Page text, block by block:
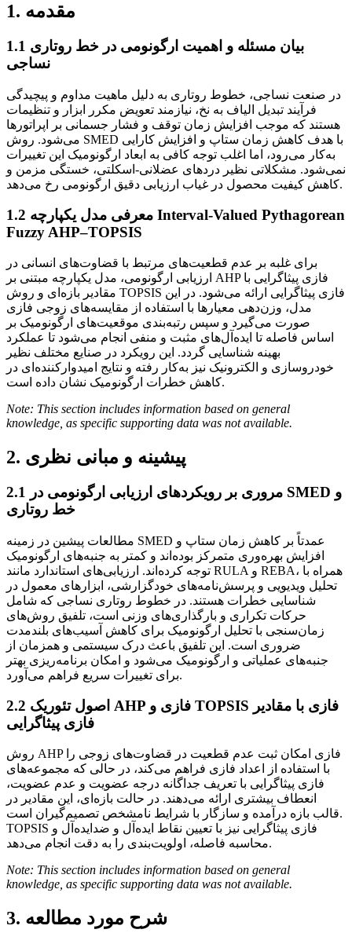
1. مقدمه
1.1
نساجی
در صنعت نساجی، خطوط روتاری به دلیل ماهیت مداوم و پیچیدگی
فرآیند تبدیل الیاف به نخ، نیازمند تعویض مکرر ابزار و تنظیمات
هستند که موجب افزایش زمان توقف و فشار جسمانی بر اپراتورها
می‌شود. روش SMED با هدف کاهش زمان ستاپ و افزایش کارایی
به‌کار می‌رود، اما اغلب توجه کافی به ابعاد ارگونومیک این تغییرات
نمی‌شود. مشکلاتی نظیر دردهای عضلانی-اسکلتی، خستگی مزمن و
کاهش کیفیت محصول در غیاب ارزیابی دقیق ارگونومی رخ می‌دهد.
1.2
Fuzzy AHP–TOPSIS
برای غلبه بر عدم قطعیت‌های مرتبط با قضاوت‌های انسانی در
ارزیابی ارگونومی، مدل یکپارچه مبتنی بر AHP فازی پیثاگرایی با
مقادیر بازه‌ای و روش TOPSIS فازی پیثاگرایی ارائه می‌شود. در این
مدل، وزن‌دهی معیارها با استفاده از مقایسه‌های زوجی فازی
صورت می‌گیرد و سپس رتبه‌بندی موقعیت‌های ارگونومیک بر
اساس فاصله تا ایده‌آل‌های مثبت و منفی انجام می‌شود تا عملکرد
بهینه شناسایی گردد. این رویکرد در صنایع مختلف نظیر
خودروسازی و الکترونیک نیز به‌کار رفته و نتایج امیدوارکننده‌ای در
کاهش خطرات ارگونومیک نشان داده است.
Note: This section includes information based on general
knowledge, as specific supporting data was not available.
2. پیشینه و مبانی نظری
2.1
خط روتاری
مطالعات پیشین در زمینه SMED عمدتاً بر کاهش زمان ستاپ و
افزایش بهره‌وری متمرکز بوده‌اند و کمتر به جنبه‌های ارگونومیک
توجه کرده‌اند. ارزیابی‌های استاندارد مانند RULA و REBA، همراه با
تحلیل ویدیویی و پرسش‌نامه‌های خودگزارشی، ابزارهای معمول در
شناسایی خطرات هستند. در خطوط روتاری نساجی که شامل
حرکات تکراری و بارگذاری‌های وزنی است، تلفیق روش‌های
زمان‌سنجی با تحلیل ارگونومیک برای کاهش آسیب‌های بلندمدت
ضروری است. این تلفیق باعث درک سیستمی و همزمان از
جنبه‌های عملیاتی و ارگونومیک می‌شود و امکان برنامه‌ریزی بهتر
برای تغییرات سریع فراهم می‌آورد.
2.2
فازی پیثاگرایی
روش AHP فازی امکان ثبت عدم قطعیت در قضاوت‌های زوجی را
با استفاده از اعداد فازی فراهم می‌کند، در حالی که مجموعه‌های
فازی پیثاگرایی با تعریف جداگانه درجه عضویت و عدم عضویت،
انعطاف بیشتری ارائه می‌دهند. در حالت بازه‌ای، این مقادیر در
قالب بازه درآمده و سازگار با شرایط نامشخص تصمیم‌گیران است.
TOPSIS فازی پیثاگرایی نیز با تعیین نقاط ایده‌آل و ضدایده‌آل و
محاسبه فاصله‌، اولویت‌بندی را به دقت انجام می‌دهد.
Note: This section includes information based on general
knowledge, as specific supporting data was not available.
3. شرح مورد مطالعه